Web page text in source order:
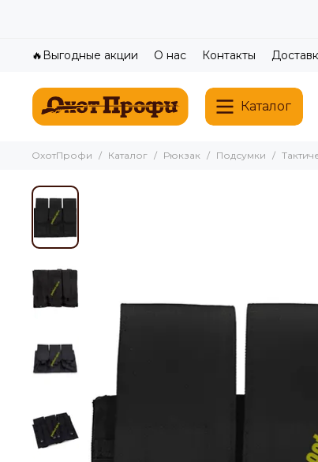
🔥Выгодные акции О нас Контакты
Каталог
ОхотПрофи Каталог Рюкзак Подсумки